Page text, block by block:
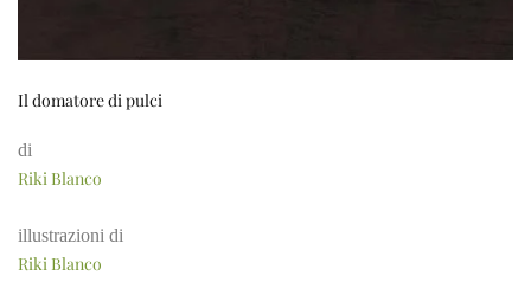
Il domatore di pulci
di
Riki Blanco
illustrazioni di
Riki Blanco